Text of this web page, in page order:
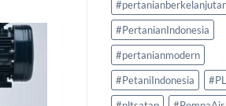
#PertanianIndonesia
#pertanianmodern
#PetaniIndonesia